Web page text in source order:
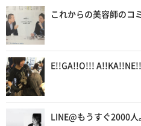
これからの美容師のコ
E!!GA!!O!!!
LINE@もうすぐ2000人